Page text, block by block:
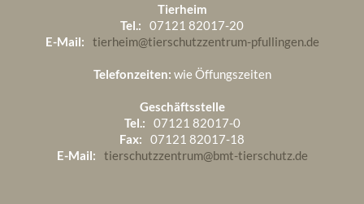
Tierheim
Tel.:
07121 82017-20
E-Mail:
tierheim@tierschutzzentrum-pfullingen.de
Telefonzeiten: wie Öffungszeiten
Geschäftsstelle
Tel.:
07121 82017-0
Fax:
07121 82017-18
E-Mail:
tierschutzzentrum@bmt-tierschutz.de